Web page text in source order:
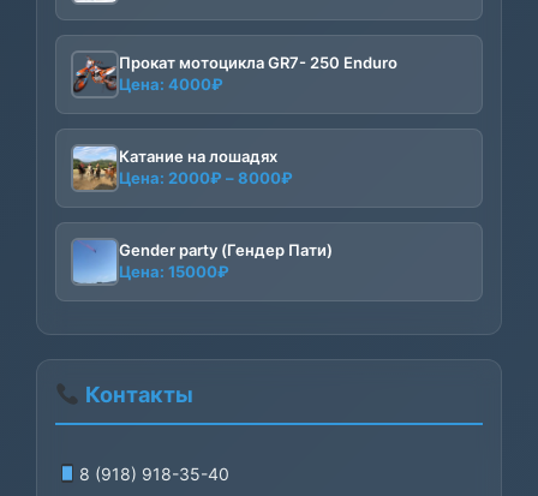
Прокат мотоцикла GR7- 250 Enduro
Цена: 4000₽
Катание на лошадях
Цена: 2000₽ –8000₽
2000₽
–
Gender party (Гендер Пати)
Цена: 15000₽
Контакты
8 (918) 918-35-40